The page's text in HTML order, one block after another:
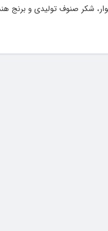
شکر صنوف تولیدی و برنج‌